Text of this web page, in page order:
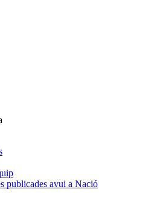
publicades avui a Nació